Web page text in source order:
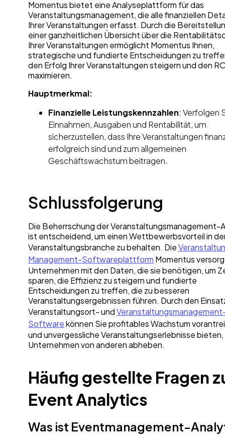
Momentus bietet eine Analyseplattform für das
Veranstaltungsmanagement, die alle finanziellen
Ihrer Veranstaltungen erfasst. Durch die
einer ganzheitlichen Übersicht über die
Ihrer Veranstaltungen ermöglicht Momentus Ihnen,
strategische und fundierte Entscheidungen zu
den Erfolg Ihrer Veranstaltungen steigern und den
maximieren.
Hauptmerkmal:
Finanzielle Leistungskennzahlen: Verfolgen
Einnahmen, Ausgaben und Rentabilität, um
sicherzustellen, dass Ihre Veranstaltungen
erfolgreich sind und zum allgemeinen
Geschäftswachstum beitragen.
Schlussfolgerung
Die Beherrschung der Veranstaltungsmanagement-
ist entscheidend, um einen Wettbewerbsvorteil in
Veranstaltungsbranche zu behalten. Die
Management-Softwareplattform Momentus
Unternehmen mit den Daten, die sie benötigen, um
sparen, die Effizienz zu steigern und fundierte
Entscheidungen zu treffen, die zu besseren
Veranstaltungsergebnissen führen. Durch den
Veranstaltungsort- und
Softwarekönnen Sie profitables Wachstum
und unvergessliche Veranstaltungserlebnisse bieten,
Unternehmen von anderen abheben.
Häufig gestellte Fragen
Event Analytics
Was ist Eventmanagement-